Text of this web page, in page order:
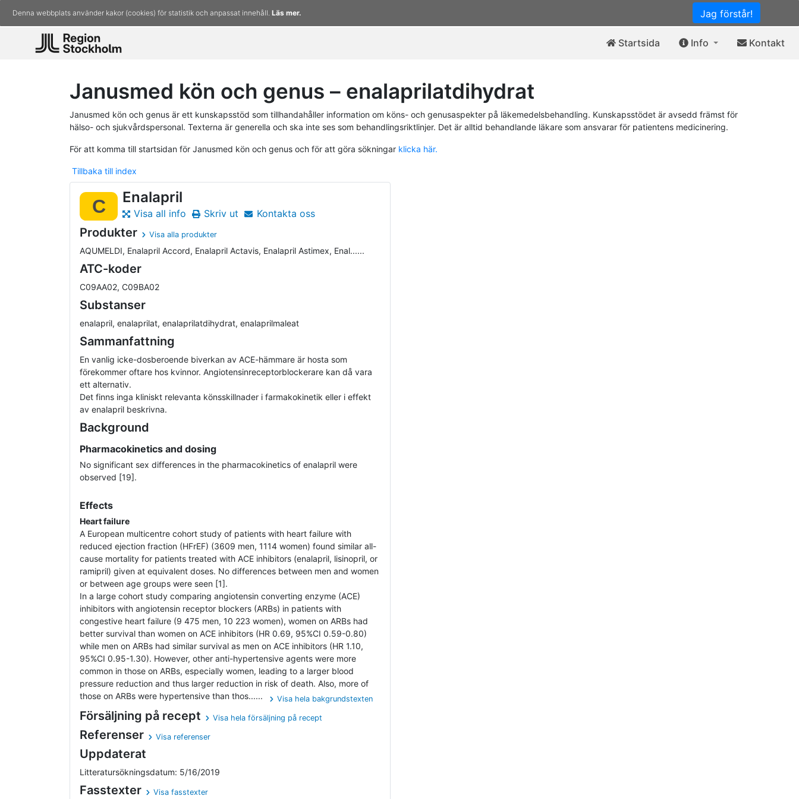
Jag förstår!
Denna webbplats använder kakor (cookies) för statistik och anpassat innehåll. Läs mer.
Startsida Info Kontakt
Janusmed kön och genus – enalaprilatdihydrat
Janusmed kön och genus är ett kunskapsstöd som tillhandahåller information om köns- och genusaspekter på läkemedelsbehandling. Kunskapsstödet är avsedd främst för
hälso- och sjukvårdspersonal. Texterna är generella och ska inte ses som behandlingsriktlinjer. Det är alltid behandlande läkare som ansvarar för patientens medicinering.
För att komma till startsidan för Janusmed kön och genus och för att göra sökningar klicka här.
Tillbaka till index
C Enalapril
Visa all info Skriv ut Kontakta oss
Produkter Visa alla produkter
AQUMELDI, Enalapril Accord, Enalapril Actavis, Enalapril Astimex, Enal......
ATC-koder
C09AA02, C09BA02
Substanser
enalapril, enalaprilat, enalaprilatdihydrat, enalaprilmaleat
Sammanfattning
En vanlig icke-dosberoende biverkan av ACE-hämmare är hosta som
förekommer oftare hos kvinnor. Angiotensinreceptorblockerare kan då vara
ett alternativ.
Det finns inga kliniskt relevanta könsskillnader i farmakokinetik eller i effekt
av enalapril beskrivna.
Background
Pharmacokinetics and dosing
No significant sex differences in the pharmacokinetics of enalapril were
observed [19].
Effects
Heart failure
A European multicentre cohort study of patients with heart failure with
reduced ejection fraction (HFrEF) (3609 men, 1114 women) found similar all-
cause mortality for patients treated with ACE inhibitors (enalapril, lisinopril, or
ramipril) given at equivalent doses. No differences between men and women
or between age groups were seen [1].
In a large cohort study comparing angiotensin converting enzyme (ACE)
inhibitors with angiotensin receptor blockers (ARBs) in patients with
congestive heart failure (9 475 men, 10 223 women), women on ARBs had
better survival than women on ACE inhibitors (HR 0.69, 95%CI 0.59-0.80)
while men on ARBs had similar survival as men on ACE inhibitors (HR 1.10,
95%CI 0.95-1.30). However, other anti-hypertensive agents were more
common in those on ARBs, especially women, leading to a larger blood
pressure reduction and thus larger reduction in risk of death. Also, more of
those on ARBs were hypertensive than thos......
Visa hela bakgrundstexten
Försäljning på recept Visa hela försäljning på recept
Referenser Visa referenser
Uppdaterat
Litteratursökningsdatum: 5/16/2019
Fasstexter Visa fasstexter